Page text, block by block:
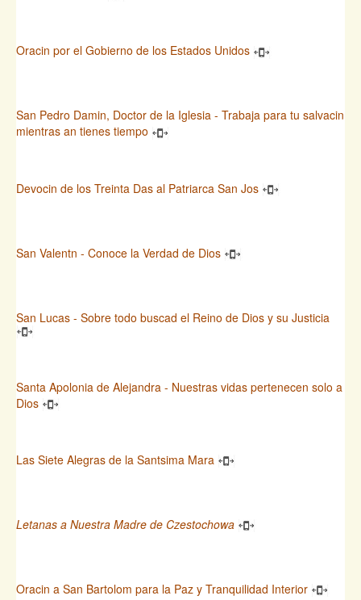
Oracin por el Gobierno de los Estados Unidos
San Pedro Damin, Doctor de la Iglesia - Trabaja para tu salvacin
mientras an tienes tiempo
Devocin de los Treinta Das al Patriarca San Jos
San Valentn - Conoce la Verdad de Dios
San Lucas - Sobre todo buscad el Reino de Dios y su Justicia
Santa Apolonia de Alejandra - Nuestras vidas pertenecen solo a
Dios
Las Siete Alegras de la Santsima Mara
Letanas a Nuestra Madre de Czestochowa
Oracin a San Bartolom para la Paz y Tranquilidad Interior